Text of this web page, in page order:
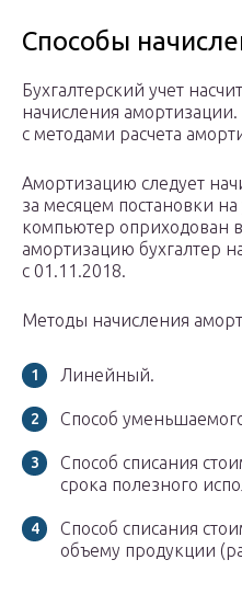
Способы
Бухгалтерский учет
начисления
с методами расчета
Амортизацию следует
за месяцем постановки
компьютер оприходован
амортизацию бухгалтер
с 01.11.2018.
Методы начисления
Линейный.
Способ
Способ списания
срока полезного
Способ списания
объему продукции